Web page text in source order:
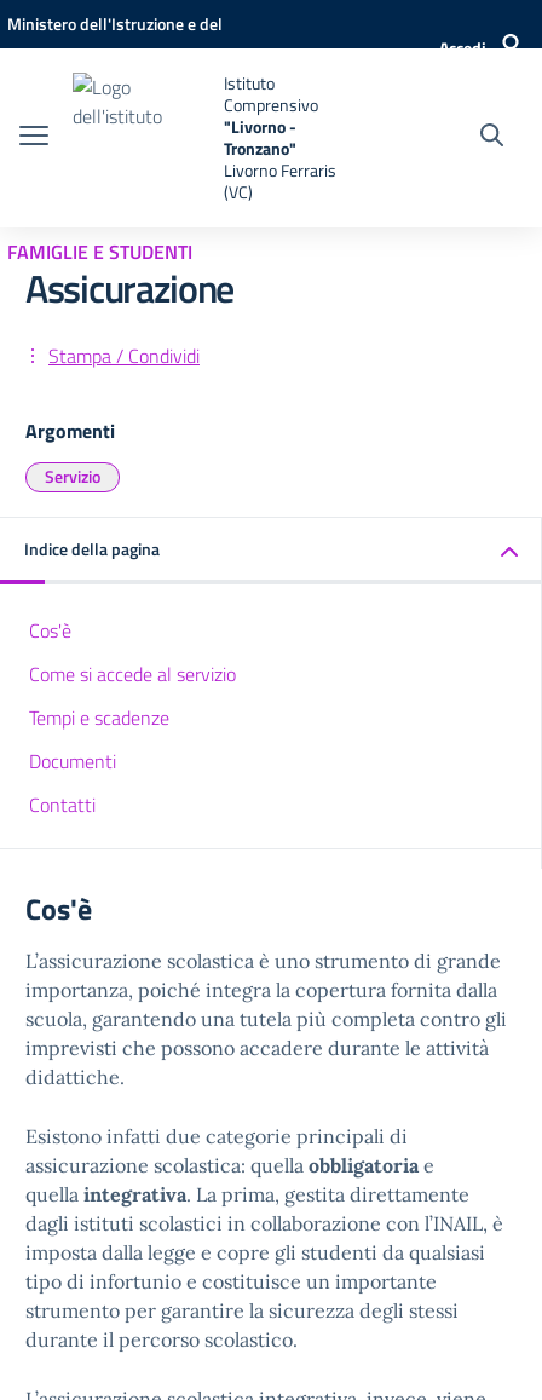
Vai ai contenuti
Vai al menu di navigazione
Vai al footer
Ministero dell'Istruzione e del
Accedi
Istituto
Comprensivo
"Livorno -
Tronzano"
Livorno Ferraris
(VC)
FAMIGLIE E STUDENTI
Assicurazione
Stampa / Condividi
Argomenti
Servizio
Indice della pagina
Cos'è
Come si accede al servizio
Tempi e scadenze
Documenti
Contatti
Cos'è
L’assicurazione scolastica è uno strumento di grande
importanza, poiché integra la copertura fornita dalla
scuola, garantendo una tutela più completa contro gli
imprevisti che possono accadere durante le attività
didattiche.
Esistono infatti due categorie principali di
assicurazione scolastica: quella obbligatoriae
quella integrativa. La prima, gestita direttamente
dagli istituti scolastici in collaborazione con l’INAIL, è
imposta dalla legge e copre gli studenti da qualsiasi
tipo di infortunio e costituisce un importante
strumento per garantire la sicurezza degli stessi
durante il percorso scolastico.